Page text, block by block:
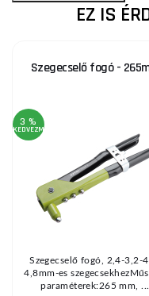
EZ IS
Szegecselő fogó -
3 %
KEDVEZMÉNY
Szegecselő fogó, 2,4-3,2-
4,8mm-es
paraméterek:265 mm, ...